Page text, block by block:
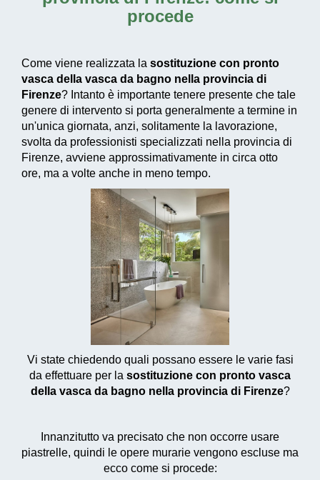
procede
Come viene realizzata la sostituzione con pronto
vasca della vasca da bagno nella provincia di
Firenze? Intanto è importante tenere presente che tale
genere di intervento si porta generalmente a termine in
un'unica giornata, anzi, solitamente la lavorazione,
svolta da professionisti specializzati nella provincia di
Firenze, avviene approssimativamente in circa otto
ore, ma a volte anche in meno tempo.
Vi state chiedendo quali possano essere le varie fasi
da effettuare per la sostituzione con pronto vasca
della vasca da bagno nella provincia di Firenze?
Innanzitutto va precisato che non occorre usare
piastrelle, quindi le opere murarie vengono escluse ma
ecco come si procede: